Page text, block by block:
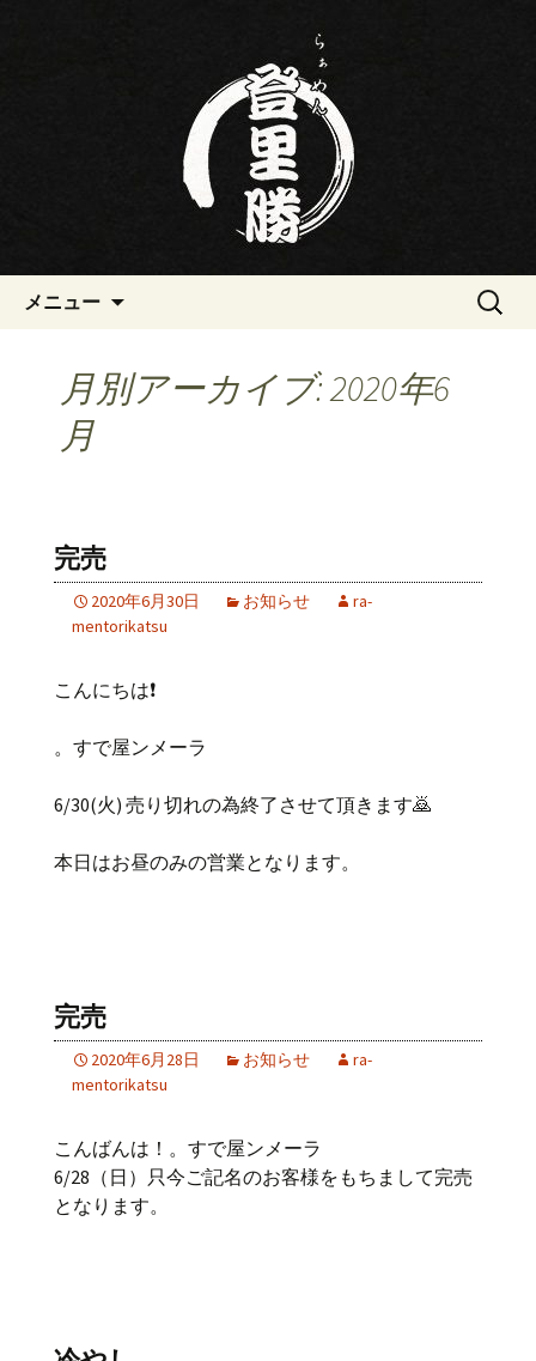
三重・桑名の寿司・ラーメン屋
らぁめん登里勝(とりかつ)のブ
ん登里勝(とりかつ)のブログです
メニュー
検
月別アーカイブ: 2020年6
月
完売
2020年6月30日 お知らせ
ra-
mentorikatsu
こんにちは❗
。すで屋ンメーラ
6/30(火) 売り切れの為終了させて頂きます🙇
本日はお昼のみの営業となります。
完売
2020年6月28日 お知らせ
ra-
mentorikatsu
こんばんは！。すで屋ンメーラ
6/28（日）只今ご記名のお客様をもちまして完売
となります。